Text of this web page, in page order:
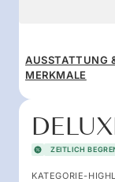
AUSSTATTUNG
MERKMALE
ZEITLICH
KATEGORIE-